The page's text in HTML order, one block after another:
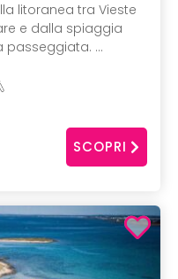
litoranea tra Vieste
e dalla spiaggia
passeggiata. ...
SCOPRI